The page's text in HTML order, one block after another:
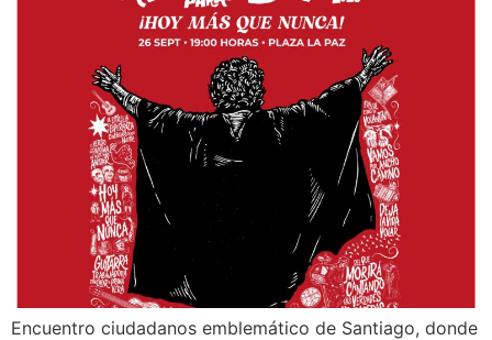
Encuentro ciudadanos emblemático de Santiago, donde